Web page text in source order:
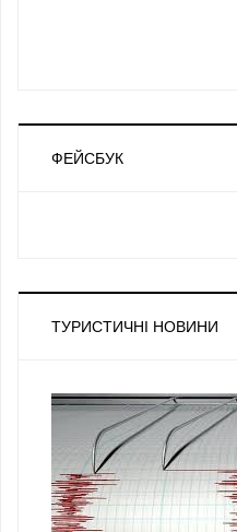
ФЕЙСБУК
ТУРИСТИЧНІ НОВИНИ